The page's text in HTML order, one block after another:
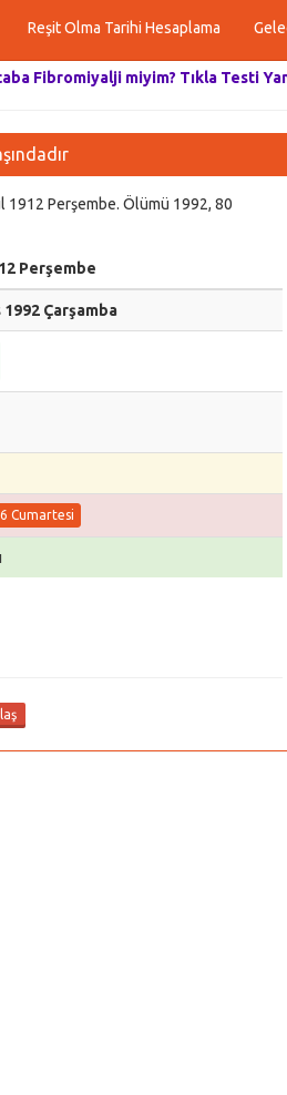
Reşit Olma Tarihi Hesaplama
Fibromiyalji miyim? Tıkla Testi
1912 Perşembe. Ölümü 1992, 80
Perşembe
Çarşamba
Cumartesi